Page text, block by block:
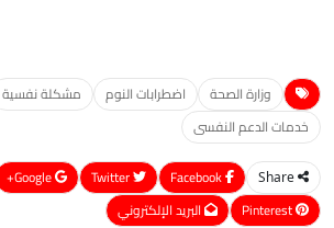
وزارة الصحة اضطرابات النوم
مشكلة نفسية
خدمات الدعم النفسى
Share
Google+
Pinterest
البريد الإلكتروني